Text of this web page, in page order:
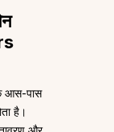
आस-पास
है।